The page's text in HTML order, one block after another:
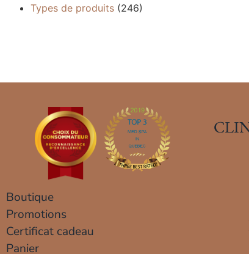
Types de produits (246)
Boutique
Promotions
Certificat cadeau
Panier